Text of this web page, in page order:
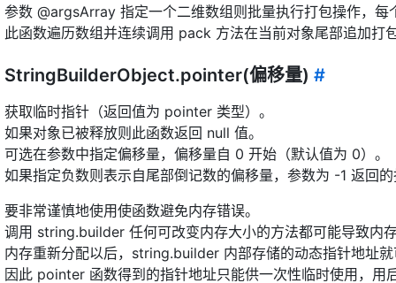
参数 @argsArray 指定一个二维数组则批量执行打包操作，每
此函数遍历数组并连续调用 pack 方法在当前对象尾部追加打
StringBuilderObject.pointer(偏移量) #
获取临时指针（返回值为 pointer 类型）。
如果对象已被释放则此函数返回 null 值。
可选在参数中指定偏移量，偏移量自 0 开始（默认值为 0）。
如果指定负数则表示自尾部倒记数的偏移量，参数为 -1 返回
要非常谨慎地使用使函数避免内存错误。
调用 string.builder 任何可改变内存大小的方法都可能导致内
内存重新分配以后，string.builder 内部存储的动态指针地址
因此 pointer 函数得到的指针地址只能供一次性临时使用，用